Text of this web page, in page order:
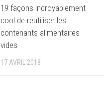
19 façons incroyablement
cool de réutiliser les
contenants alimentaires
vides
17 AVRIL 2018